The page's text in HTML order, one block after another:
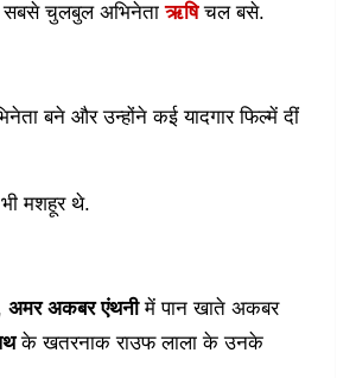
सबसे चुलबुल अभिनेताऋषिचल बसे.
बने और उन्होंने कई यादगार फिल्में दीं
मशहूर थे.
अमर अकबर एंथनीमें पान खाते अकबर
के खतरनाक राउफ लाला के उनके